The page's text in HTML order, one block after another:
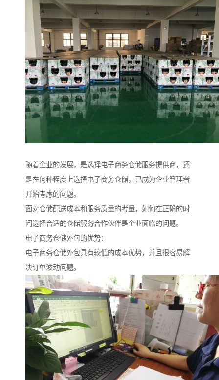
随着企业的发展，是选择电子商务仓储服务提供商，还
是在何种程度上选择电子商务仓储，已成为企业管理者
开始考虑的问题。
面对仓储配送成本和服务质量的考量，如何在正确的时
间选择合适的仓储服务合作伙伴是企业面临的问题。
电子商务仓储外包的优势：
电子商务仓储外包具有较低的成本优势，并且很容易解
决订单波动问题。